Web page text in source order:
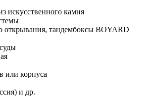
искусственного камня
тандембоксы BOYARD
или корпуса
и др.